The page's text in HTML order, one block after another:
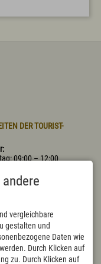
DER TOURIST-
09:00 – 12:00
– 11:30 Uhr
12:00 Uhr,
bis auf
Schulferien
vergleichbare
gestalten und
Daten wie
Durch Klicken auf
zu. Durch Klicken auf